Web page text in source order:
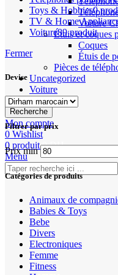
Voiture
Étuis et coques
Coques
Étuis de
Pièces de
Uncategorized
Voiture
Recherche
Mon compte
0 Wishlist
0 produit 0DH
Menu
Toys & Hobbies0
TV & Home
Voiture89 produit
Fermer
Devise
Filtrer par prix
Prix min
Catégories de produits
Animaux de
Babies & Toys
Bebe
Divers
Electroniques
Femme
Fitness